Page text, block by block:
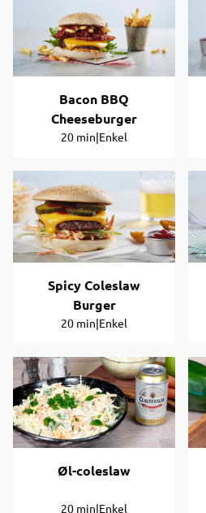
Bacon BBQ
Cheeseburger
20 min|Enkel
Spicy Coleslaw
Burger
20 min|Enkel
Øl-coleslaw
20 min|Enkel